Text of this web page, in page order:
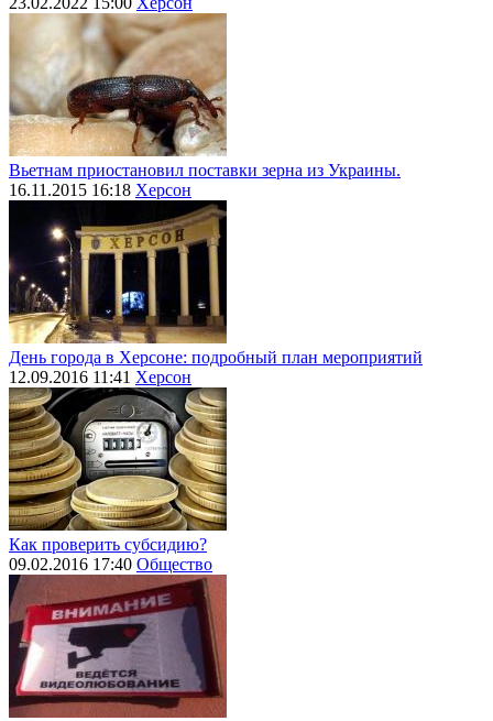
Вьетнам приостановил поставки зерна из Украины.
16.11.2015 16:18 Херсон
День города в Херсоне: подробный план мероприятий
12.09.2016 11:41 Херсон
Как проверить субсидию?
09.02.2016 17:40 Общество